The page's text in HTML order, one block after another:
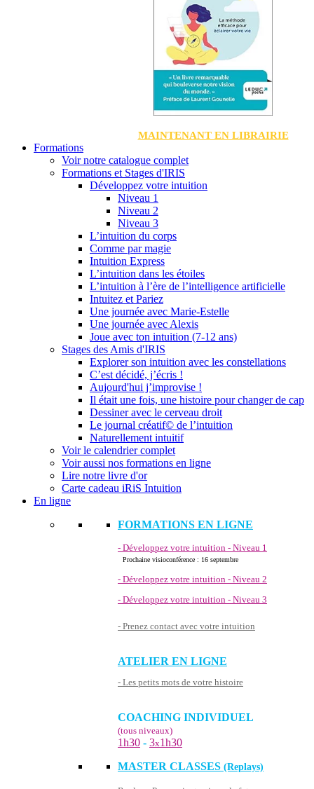
MAINTENANT EN LIBRAIRIE
Formations
Voir notre catalogue complet
Formations et Stages d'IRIS
Développez votre intuition
Niveau 1
Niveau 2
Niveau 3
L’intuition du corps
Comme par magie
Intuition Express
L’intuition dans les étoiles
L’intuition à l’ère de l’intelligence artificielle
Intuitez et Pariez
Une journée avec Marie-Estelle
Une journée avec Alexis
Joue avec ton intuition (7-12 ans)
Stages des Amis d'IRIS
Explorer son intuition avec les constellations
C’est décidé, j’écris !
Aujourd'hui j’improvise !
Il était une fois, une histoire pour changer de cap
Dessiner avec le cerveau droit
Le journal créatif© de l’intuition
Naturellement intuitif
Voir le calendrier complet
Voir aussi nos formations en ligne
Lire notre livre d'or
Carte cadeau iRiS Intuition
En ligne
FORMATIONS EN LIGNE
- Développez votre intuition - Niveau 1
Prochaine visioconférence : 16 septembre
- Développez votre intuition - Niveau 2
- Développez votre intuition - Niveau 3
- Prenez contact avec votre intuition
ATELIER EN LIGNE
- Les petits mots de votre histoire
COACHING INDIVIDUEL
(tous niveaux)
1h30 - 3x1h30
MASTER CLASSES (Replays)